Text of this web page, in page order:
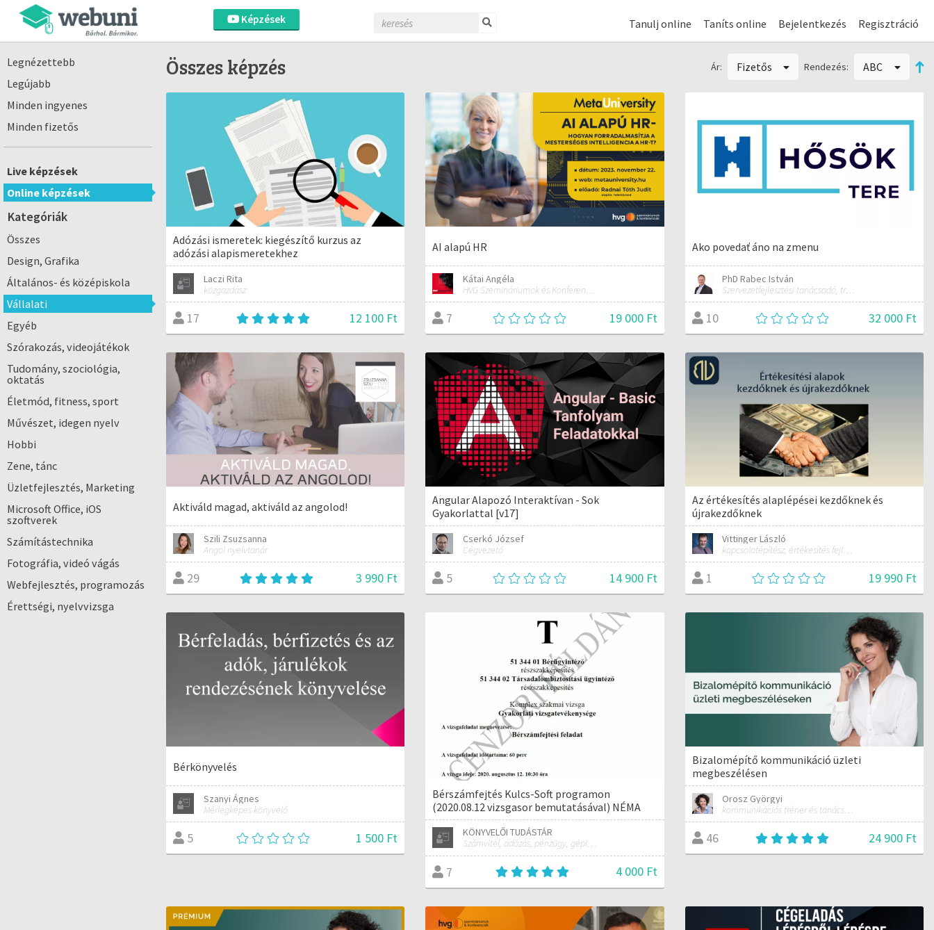
Képzések Tanulj online Taníts online Bejelentkezés Regisztráció
Legnézettebb
Legújabb
Minden ingyenes
Minden fizetős
Live képzések
Online képzések
Kategóriák
Összes
Design, Grafika
Általános- és középiskola
Vállalati
Egyéb
Szórakozás, videojátékok
Tudomány, szociológia,
oktatás
Életmód, fitness, sport
Művészet, idegen nyelv
Hobbi
Zene, tánc
Üzletfejlesztés, Marketing
Microsoft Office, iOS
szoftverek
Számítástechnika
Fotográfia, videó vágás
Webfejlesztés, programozás
Érettségi, nyelvvizsga
Összes képzés Ár: Fizetős Rendezés: ABC
Adózási ismeretek: kiegészítő kurzus az
adózási alapismeretekhez
Laczi Rita
közgazdász
17 12 100 Ft
AI alapú HR
Kátai Angéla
HVG Szemináriumok és Konferenciák
7 19 000 Ft
Ako povedať áno na zmenu
PhD Rabec István
Szervezetfejlesztési tanácsadó, tréner
10 32 000 Ft
Aktiváld magad, aktiváld az angolod!
Szili Zsuzsanna
Angol nyelvtanár
29 3 990 Ft
Angular Alapozó Interaktívan - Sok
Gyakorlattal [v17]
Cserkó József
Cégvezető
5 14 900 Ft
Az értékesítés alaplépései kezdőknek és
újrakezdőknek
Vittinger László
kapcsolatépítész, értékesítés fejlesztő
1 19 990 Ft
Bérkönyvelés
Szanyi Ágnes
Mérlegképes könyvelő
5 1 500 Ft
Bérszámfejtés Kulcs-Soft programon
(2020.08.12 vizsgasor bemutatásával) NÉMA
KÖNYVELŐI TUDÁSTÁR
Számvitel, adózás, pénzügy, gépi könyvelés bevallás gyakorlat
7 4 000 Ft
Bizalomépítő kommunikáció üzleti
megbeszélésen
Orosz Györgyi
kommunikációs tréner és tanácsadó
46 24 900 Ft